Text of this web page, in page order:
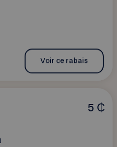
Voir ce rabais
5 ₵